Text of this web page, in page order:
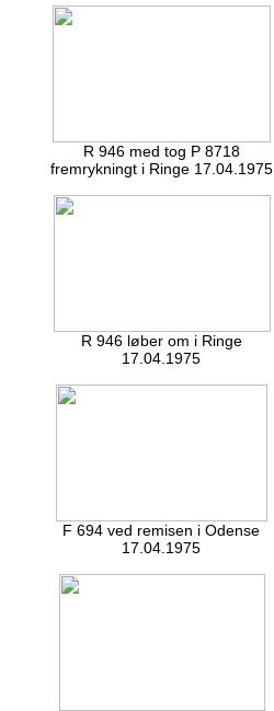
R 946 med tog P 8718
fremrykningt i Ringe 17.04.1975
R 946 løber om i Ringe
17.04.1975
F 694 ved remisen i Odense
17.04.1975